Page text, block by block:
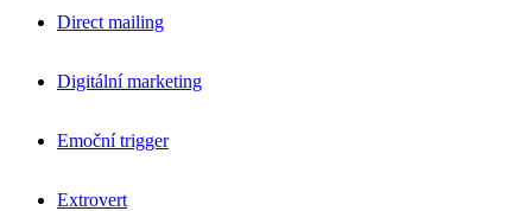
Direct mailing
Digitální marketing
Emoční trigger
Extrovert